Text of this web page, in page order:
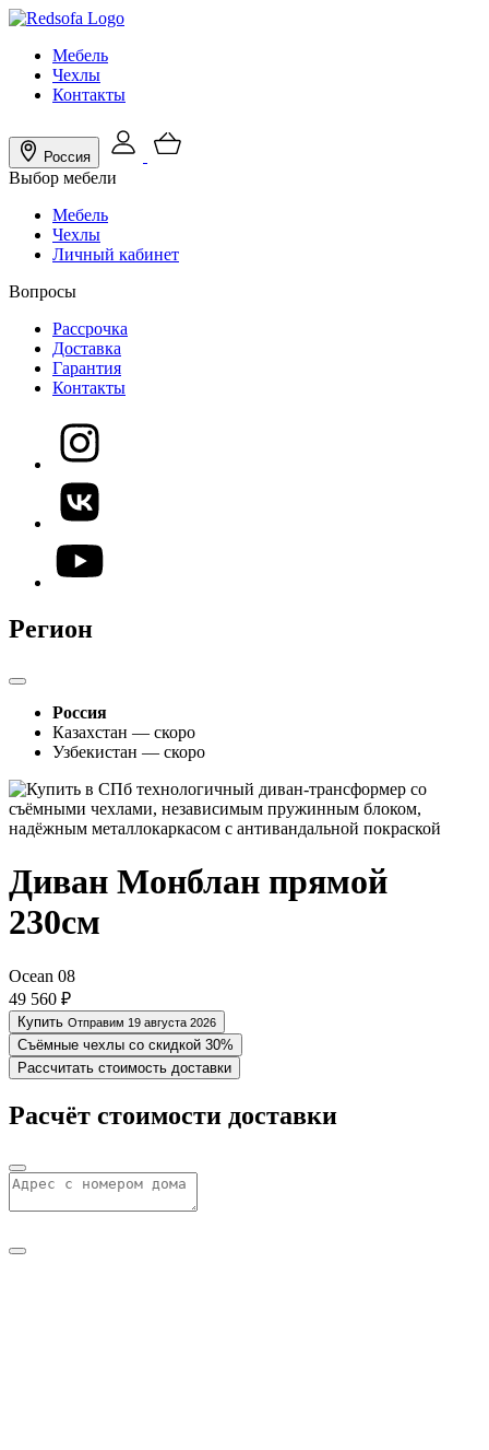
Мебель
Чехлы
Контакты
Россия
Выбор мебели
Мебель
Чехлы
Личный кабинет
Вопросы
Рассрочка
Доставка
Гарантия
Контакты
Регион
Россия
Казахстан — скоро
Узбекистан — скоро
Диван Монблан прямой
230см
Ocean 08
49 560 ₽
Купить Отправим 19 августа 2026
Съёмные чехлы со скидкой 30%
Рассчитать стоимость доставки
Расчёт стоимости доставки